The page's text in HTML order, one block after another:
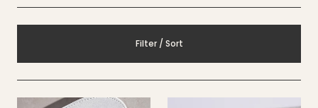
Filter / Sort